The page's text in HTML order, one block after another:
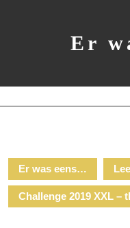
Er
Er was eens…
Challenge 2019 XXL –